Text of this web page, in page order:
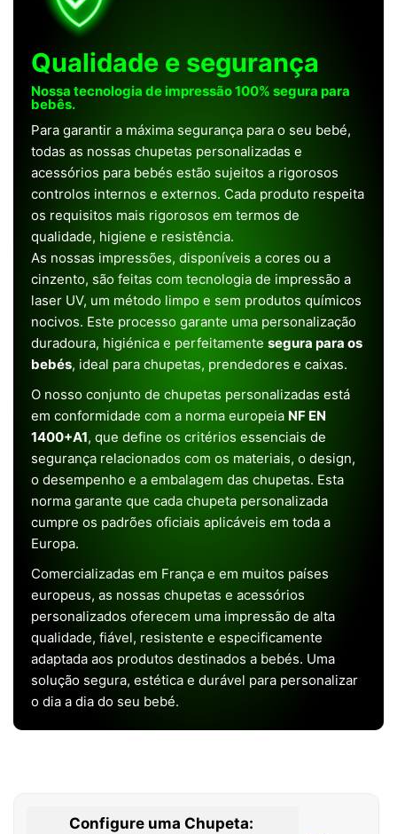
Qualidade e segurança
Nossa tecnologia de impressão 100% segura para
bebês.
Para garantir a máxima segurança para o seu bebé,
todas as nossas chupetas personalizadas e
acessórios para bebés estão sujeitos a rigorosos
controlos internos e externos. Cada produto respeita
os requisitos mais rigorosos em termos de
qualidade, higiene e resistência.
As nossas impressões, disponíveis a cores ou a
cinzento, são feitas com tecnologia de impressão a
laser UV, um método limpo e sem produtos químicos
nocivos. Este processo garante uma personalização
duradoura, higiénica e perfeitamente segura para os
bebés, ideal para chupetas, prendedores e caixas.
O nosso conjunto de chupetas personalizadas está
em conformidade com a norma europeia NF EN
1400+A1, que define os critérios essenciais de
segurança relacionados com os materiais, o design,
o desempenho e a embalagem das chupetas. Esta
norma garante que cada chupeta personalizada
cumpre os padrões oficiais aplicáveis em toda a
Europa.
Comercializadas em França e em muitos países
europeus, as nossas chupetas e acessórios
personalizados oferecem uma impressão de alta
qualidade, fiável, resistente e especificamente
adaptada aos produtos destinados a bebés. Uma
solução segura, estética e durável para personalizar
o dia a dia do seu bebé.
Configure uma Chupeta: